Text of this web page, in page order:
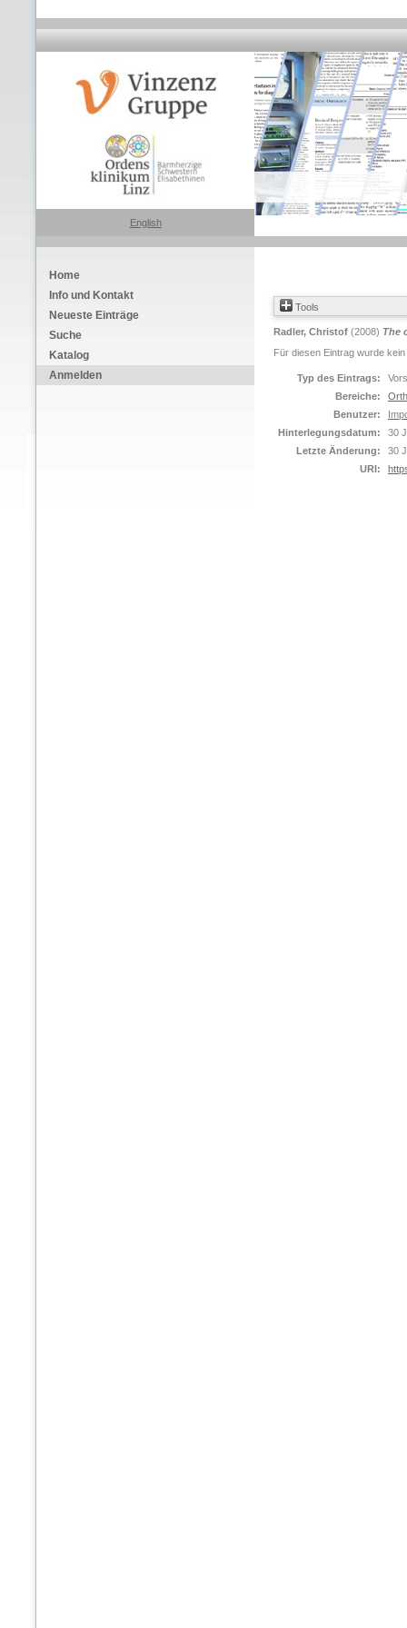
English
Home
Info und Kontakt
Neueste Einträge
Suche
Katalog
Anmelden
Tools
Radler, Christof (2008) The
Für diesen Eintrag wurde
Typ des Eintrags:
Bereiche:
Benutzer:
Hinterlegungsdatum:
30
Letzte Änderung:
30
URI: